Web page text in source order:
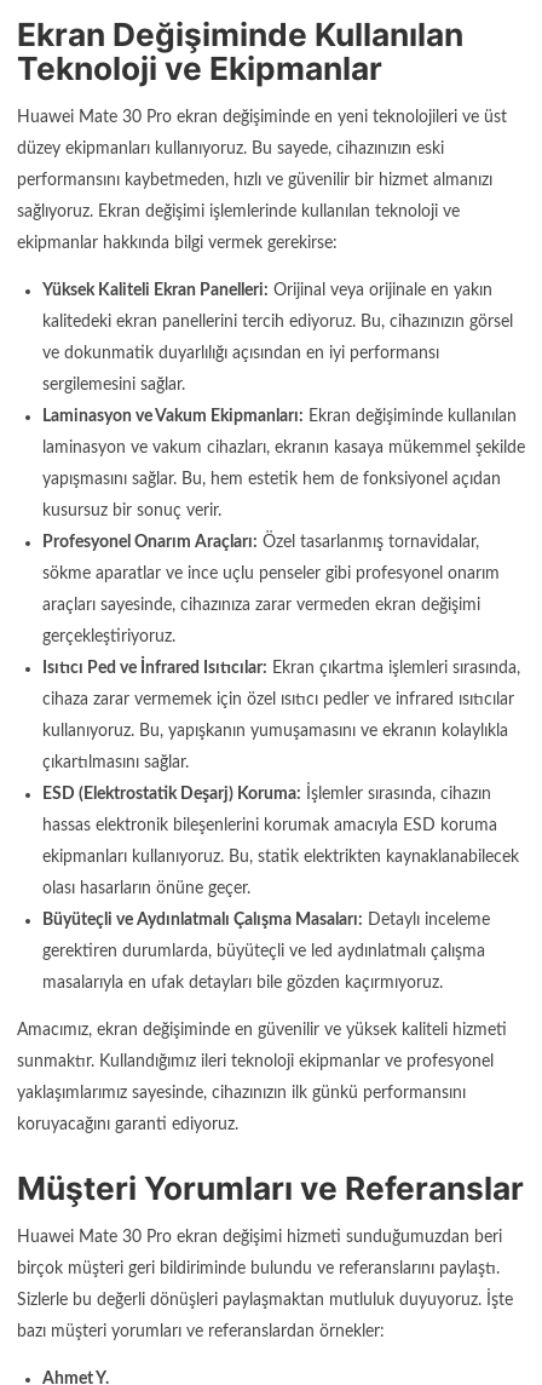
Ekran Değişiminde Kullanılan
Teknoloji ve Ekipmanlar
Huawei Mate 30 Pro ekran değişiminde en yeni teknolojileri ve üst
düzey ekipmanları kullanıyoruz. Bu sayede, cihazınızın eski
performansını kaybetmeden, hızlı ve güvenilir bir hizmet almanızı
sağlıyoruz. Ekran değişimi işlemlerinde kullanılan teknoloji ve
ekipmanlar hakkında bilgi vermek gerekirse:
Yüksek Kaliteli Ekran Panelleri: Orijinal veya orijinale en yakın
kalitedeki ekran panellerini tercih ediyoruz. Bu, cihazınızın görsel
ve dokunmatik duyarlılığı açısından en iyi performansı
sergilemesini sağlar.
Laminasyon ve Vakum Ekipmanları: Ekran değişiminde kullanılan
laminasyon ve vakum cihazları, ekranın kasaya mükemmel şekilde
yapışmasını sağlar. Bu, hem estetik hem de fonksiyonel açıdan
kusursuz bir sonuç verir.
Profesyonel Onarım Araçları: Özel tasarlanmış tornavidalar,
sökme aparatlar ve ince uçlu penseler gibi profesyonel onarım
araçları sayesinde, cihazınıza zarar vermeden ekran değişimi
gerçekleştiriyoruz.
Isıtıcı Ped ve İnfrared Isıtıcılar: Ekran çıkartma işlemleri sırasında,
cihaza zarar vermemek için özel ısıtıcı pedler ve infrared ısıtıcılar
kullanıyoruz. Bu, yapışkanın yumuşamasını ve ekranın kolaylıkla
çıkartılmasını sağlar.
ESD (Elektrostatik Deşarj) Koruma: İşlemler sırasında, cihazın
hassas elektronik bileşenlerini korumak amacıyla ESD koruma
ekipmanları kullanıyoruz. Bu, statik elektrikten kaynaklanabilecek
olası hasarların önüne geçer.
Büyüteçli ve Aydınlatmalı Çalışma Masaları: Detaylı inceleme
gerektiren durumlarda, büyüteçli ve led aydınlatmalı çalışma
masalarıyla en ufak detayları bile gözden kaçırmıyoruz.
Amacımız, ekran değişiminde en güvenilir ve yüksek kaliteli hizmeti
sunmaktır. Kullandığımız ileri teknoloji ekipmanlar ve profesyonel
yaklaşımlarımız sayesinde, cihazınızın ilk günkü performansını
koruyacağını garanti ediyoruz.
Müşteri Yorumları ve Referanslar
Huawei Mate 30 Pro ekran değişimi hizmeti sunduğumuzdan beri
birçok müşteri geri bildiriminde bulundu ve referanslarını paylaştı.
Sizlerle bu değerli dönüşleri paylaşmaktan mutluluk duyuyoruz. İşte
bazı müşteri yorumları ve referanslardan örnekler:
Ahmet Y.